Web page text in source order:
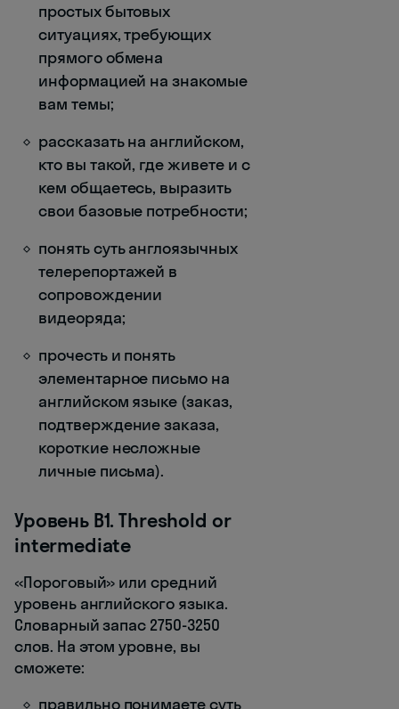
простых бытовых
ситуациях, требующих
прямого обмена
информацией на знакомые
вам темы;
рассказать на английском,
кто вы такой, где живете и с
кем общаетесь, выразить
свои базовые потребности;
понять суть англоязычных
телерепортажей в
сопровождении
видеоряда;
прочесть и понять
элементарное письмо на
английском языке (заказ,
подтверждение заказа,
короткие несложные
личные письма).
Уровень B1. Threshold or
intermediate
«Пороговый» или средний
уровень английского языка.
Словарный запас 2750-3250
слов. На этом уровне, вы
сможете:
правильно понимаете суть